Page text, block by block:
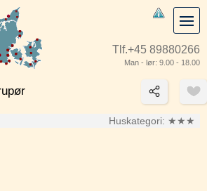
Tlf.+45 89880266
Man - lør: 9.00 - 18.00
Huskategori: ★★★